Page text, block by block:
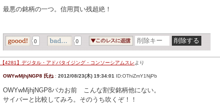
最悪の銘柄の一つ。信用買い残超絶！
0 0
【4281】デジタル・アドバタイジング・コンソーシアムスレ より
OWYwMjhjNGP8 氏ね : 2012/08/23(木) 19:34:01 ID:OThiZmY1NjPb
OWYwMjhjNGP8バカお前 こんな割安銘柄他にない。
サイバーと比較してみろ。そのうち吹くぞ！！